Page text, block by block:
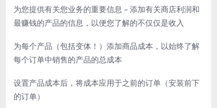
为您提供有关您业务的重要信息 – 添加有关商店利润和
最赚钱的产品的信息，以便您了解的不仅仅是收入
为每个产品（包括变体！）添加商品成本，以始终了解
每个订单中销售的产品的总成本
设置产品成本后，将成本应用于之前的订单（安装前下
的订单）